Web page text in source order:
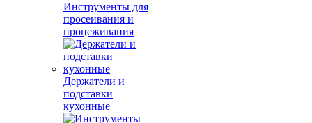
Инструменты для
просеивания и
процеживания
Держатели и
подставки
кухонные